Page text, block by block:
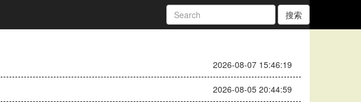
搜索
2026-08-07 15:46:19
2026-08-05 20:44:59